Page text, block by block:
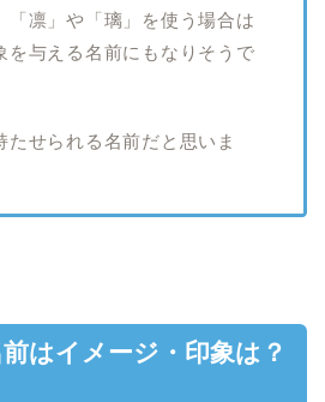
「凛」や「璃」を使う場合は
を与える名前にもなりそうで
たせられる名前だと思いま
前はイメージ・印象は？